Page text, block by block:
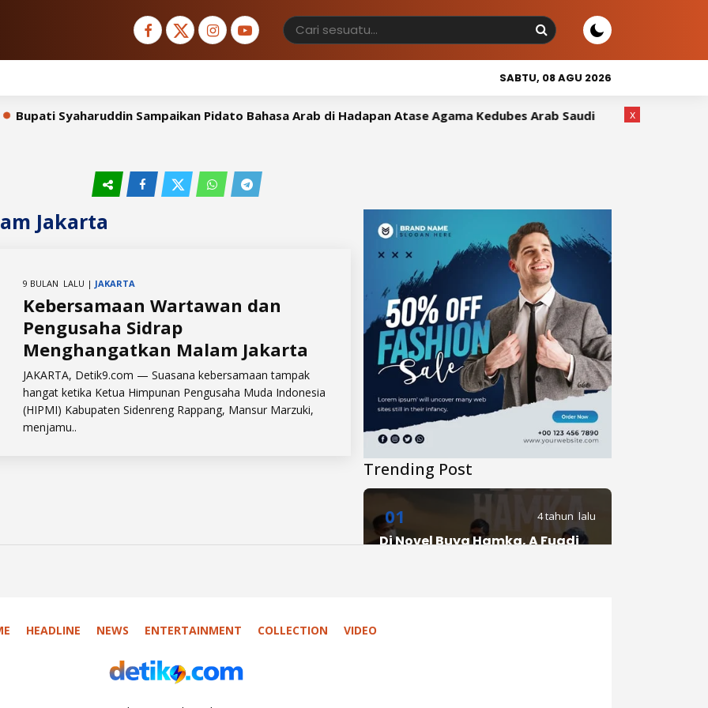
SABTU, 08 AGU 2026
Syaharuddin Sampaikan Pidato Bahasa Arab di Hadapan Atase Agama Kedubes Arab Saudi Wakil Bupati
Jakarta
9 BULAN LALU | JAKARTA
Kebersamaan Wartawan dan
Pengusaha Sidrap
Menghangatkan Malam Jakarta
JAKARTA, Detik9.com — Suasana kebersamaan tampak
hangat ketika Ketua Himpunan Pengusaha Muda Indonesia
(HIPMI) Kabupaten Sidenreng Rappang, Mansur Marzuki,
menjamu..
Trending Post
01 4 tahun lalu
Di Novel Buya Hamka, A Fuadi
x
HEADLINE NEWS ENTERTAINMENT COLLECTION VIDEO